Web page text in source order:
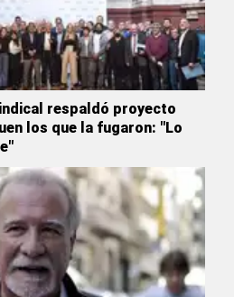
respaldó proyecto
los que la fugaron: "Lo